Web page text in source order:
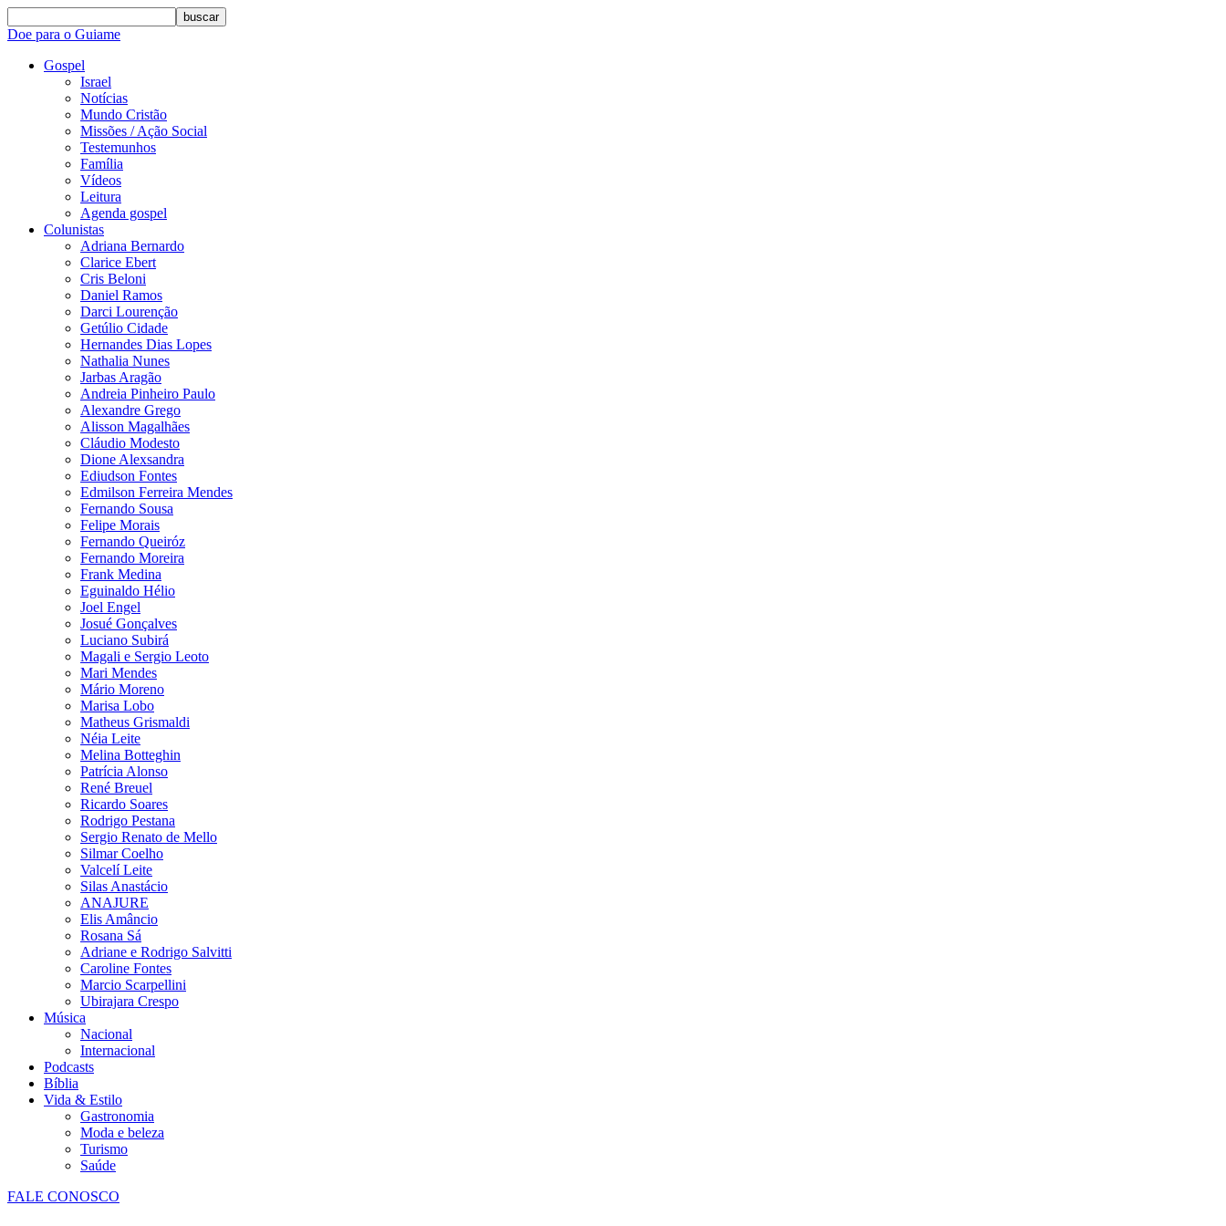
buscar
Doe para o Guiame
Gospel
Israel
Notícias
Mundo Cristão
Missões / Ação Social
Testemunhos
Família
Vídeos
Leitura
Agenda gospel
Colunistas
Adriana Bernardo
Clarice Ebert
Cris Beloni
Daniel Ramos
Darci Lourenção
Getúlio Cidade
Hernandes Dias Lopes
Nathalia Nunes
Jarbas Aragão
Andreia Pinheiro Paulo
Alexandre Grego
Alisson Magalhães
Cláudio Modesto
Dione Alexsandra
Ediudson Fontes
Edmilson Ferreira Mendes
Fernando Sousa
Felipe Morais
Fernando Queiróz
Fernando Moreira
Frank Medina
Eguinaldo Hélio
Joel Engel
Josué Gonçalves
Luciano Subirá
Magali e Sergio Leoto
Mari Mendes
Mário Moreno
Marisa Lobo
Matheus Grismaldi
Néia Leite
Melina Botteghin
Patrícia Alonso
René Breuel
Ricardo Soares
Rodrigo Pestana
Sergio Renato de Mello
Silmar Coelho
Valcelí Leite
Silas Anastácio
ANAJURE
Elis Amâncio
Rosana Sá
Adriane e Rodrigo Salvitti
Caroline Fontes
Marcio Scarpellini
Ubirajara Crespo
Música
Nacional
Internacional
Podcasts
Bíblia
Vida & Estilo
Gastronomia
Moda e beleza
Turismo
Saúde
FALE CONOSCO